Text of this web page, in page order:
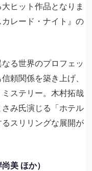
ヒット作品となりま
レード・ナイト』の
る世界のプロフェッ
頼関係を築き上げ、
ステリー。木村拓哉
み氏演じる「ホテル
スリリングな展開が
美 ほか）